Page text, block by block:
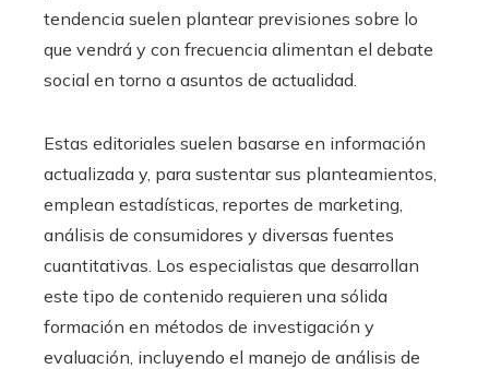
tendencia suelen plantear previsiones sobre lo
que vendrá y con frecuencia alimentan el debate
social en torno a asuntos de actualidad.
Estas editoriales suelen basarse en información
actualizada y, para sustentar sus planteamientos,
emplean estadísticas, reportes de marketing,
análisis de consumidores y diversas fuentes
cuantitativas. Los especialistas que desarrollan
este tipo de contenido requieren una sólida
formación en métodos de investigación y
evaluación, incluyendo el manejo de análisis de